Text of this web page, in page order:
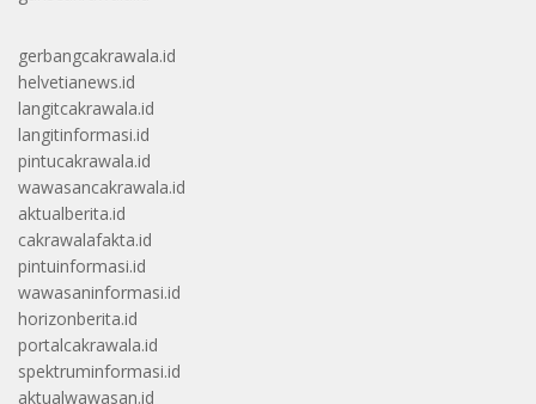
gerbangcakrawala.id
helvetianews.id
langitcakrawala.id
langitinformasi.id
pintucakrawala.id
wawasancakrawala.id
aktualberita.id
cakrawalafakta.id
pintuinformasi.id
wawasaninformasi.id
horizonberita.id
portalcakrawala.id
spektruminformasi.id
aktualwawasan.id